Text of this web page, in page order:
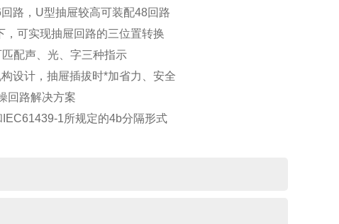
路，U型抽屉较高可装配48回路
可实现抽屉回路的三位置转换
配声、光、字三种指示
设计，抽屉插拔时*加省力、安全
回路解决方案
1所规定的4b分隔形式